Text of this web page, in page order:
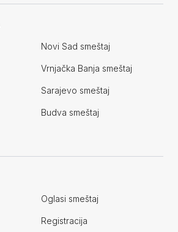
Novi Sad smeštaj
Vrnjačka Banja smeštaj
Sarajevo smeštaj
Budva smeštaj
Oglasi smeštaj
Registracija